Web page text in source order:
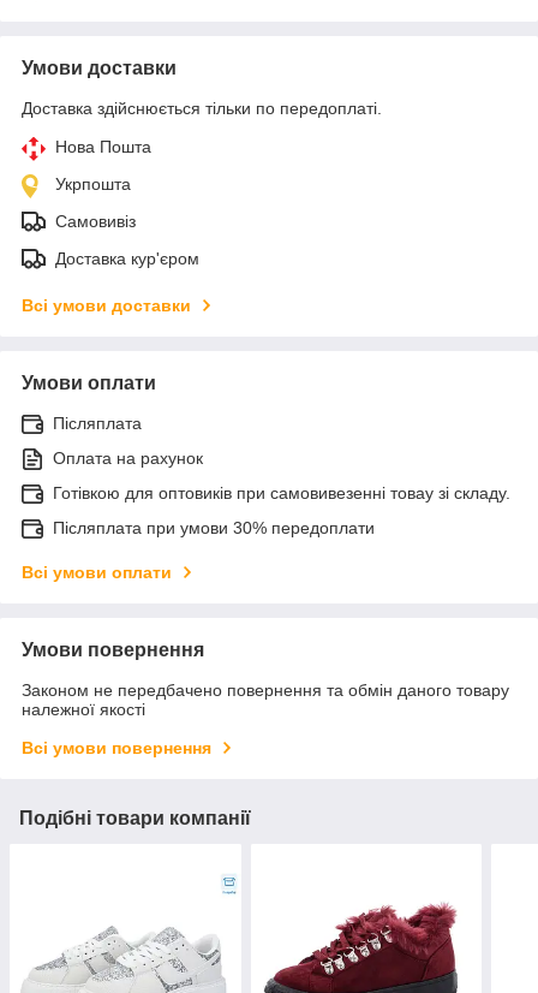
Умови доставки
Доставка здійснюється тільки по передоплаті.
Нова Пошта
Укрпошта
Самовивіз
Доставка кур'єром
Всі умови доставки
Умови оплати
Післяплата
Оплата на рахунок
Готівкою для оптовиків при самовивезенні товау зі складу.
Післяплата при умови 30% передоплати
Всі умови оплати
Умови повернення
Законом не передбачено повернення та обмін даного товару
належної якості
Всі умови повернення
Подібні товари компанії